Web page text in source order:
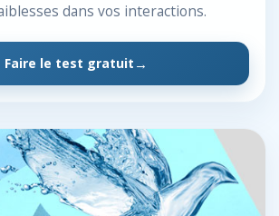
dans vos interactions.
Faire le test gratuit